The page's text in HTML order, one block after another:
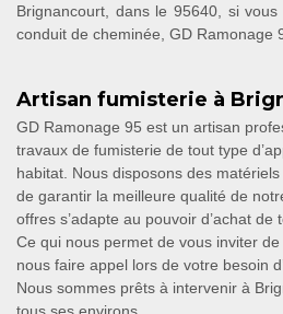
Brignancourt, dans le 95640, si
conduit de cheminée, GD Ramonage
Artisan fumisterie à
GD Ramonage 95 est un artisan
travaux de fumisterie de tout type
habitat. Nous disposons des
de garantir la meilleure qualité de
offres s’adapte au pouvoir d’achat de
Ce qui nous permet de vous inviter
nous faire appel lors de votre besoin
Nous sommes prêts à intervenir à
tous ses environs.